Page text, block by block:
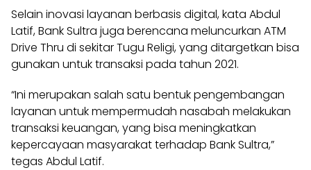
Selain inovasi layanan berbasis digital, kata Abdul
Latif, Bank Sultra juga berencana meluncurkan ATM
Drive Thru di sekitar Tugu Religi, yang ditargetkan bisa
gunakan untuk transaksi pada tahun 2021.
“Ini merupakan salah satu bentuk pengembangan
layanan untuk mempermudah nasabah melakukan
transaksi keuangan, yang bisa meningkatkan
kepercayaan masyarakat terhadap Bank Sultra,”
tegas Abdul Latif.